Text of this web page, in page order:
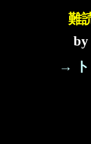
難
by
→ ト